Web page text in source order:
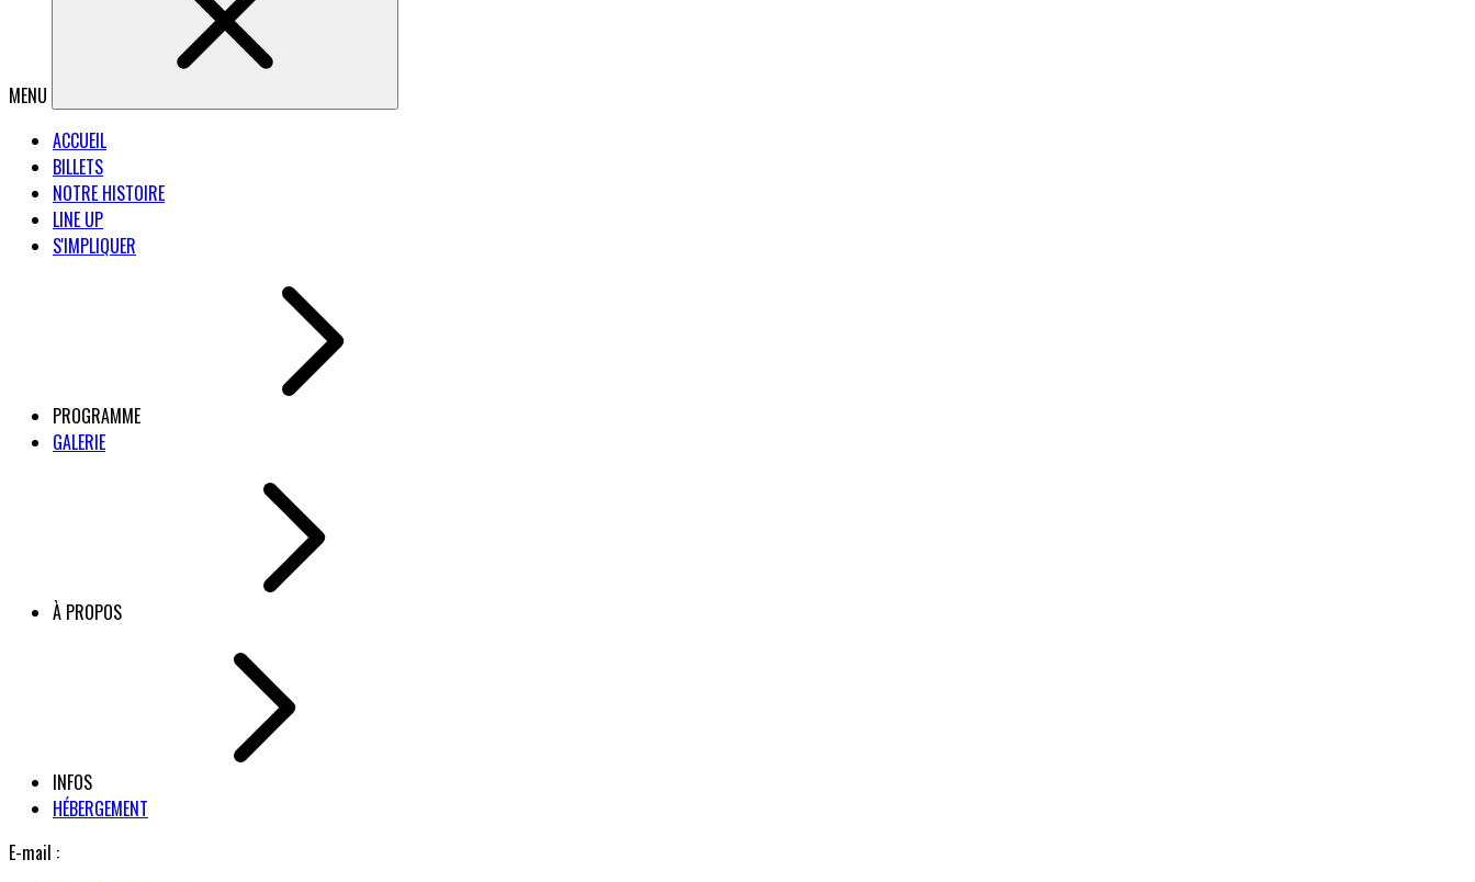
MENU
ACCUEIL
BILLETS
NOTRE HISTOIRE
LINE UP
S'IMPLIQUER
PROGRAMME
GALERIE
À PROPOS
INFOS
HÉBERGEMENT
E-mail :